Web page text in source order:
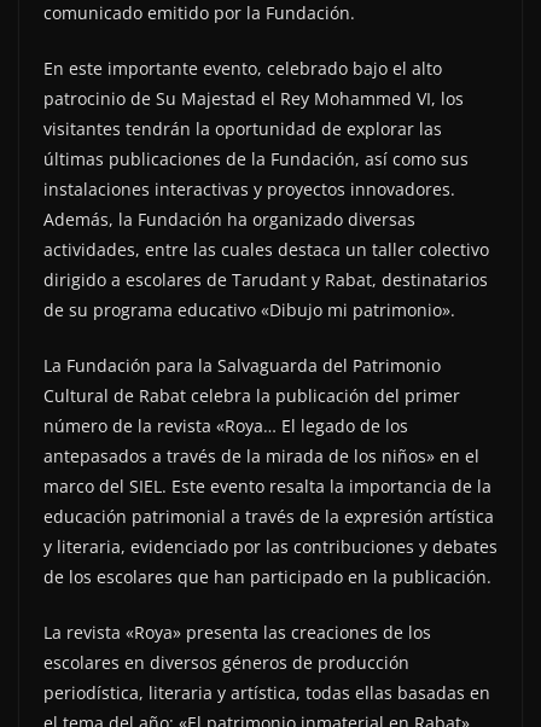
comunicado emitido por la Fundación.
En este importante evento, celebrado bajo el alto
patrocinio de Su Majestad el Rey Mohammed VI, los
visitantes tendrán la oportunidad de explorar las
últimas publicaciones de la Fundación, así como sus
instalaciones interactivas y proyectos innovadores.
Además, la Fundación ha organizado diversas
actividades, entre las cuales destaca un taller colectivo
dirigido a escolares de Tarudant y Rabat, destinatarios
de su programa educativo «Dibujo mi patrimonio».
La Fundación para la Salvaguarda del Patrimonio
Cultural de Rabat celebra la publicación del primer
número de la revista «Roya… El legado de los
antepasados a través de la mirada de los niños» en el
marco del SIEL. Este evento resalta la importancia de la
educación patrimonial a través de la expresión artística
y literaria, evidenciado por las contribuciones y debates
de los escolares que han participado en la publicación.
La revista «Roya» presenta las creaciones de los
escolares en diversos géneros de producción
periodística, literaria y artística, todas ellas basadas en